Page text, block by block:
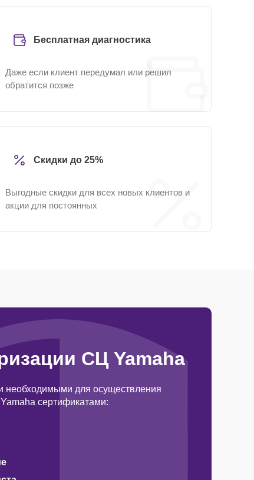
Бесплатная диагностика
Даже если клиент передумал или решил
обратится позже
Скидки до 25%
Выгодные скидки для всех новых клиентов и
акции для постоянных
СЦ Yamaha
необходимыми для осуществления
сертификатами: